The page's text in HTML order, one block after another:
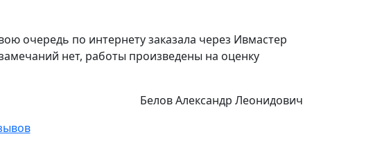
очередь по интернету заказала через Ивмастер
нет, работы произведены на оценку
Белов Александр Леонидович